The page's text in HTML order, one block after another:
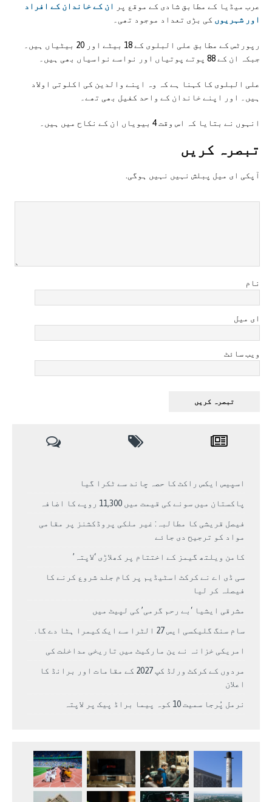
عرب میڈیا کے مطابق شادی کے موقع پر
ان کے خاندان کے افراد
اور شہریوں کی بڑی تعداد موجود تھی۔
رپورٹس کے مطابق علی البلوی کے 18 بیٹے اور 20 بیٹیاں ہیں۔
جبکہ ان کے 88 پوتے پوتیاں اور نواسے نواسیاں بھی ہیں۔
علی البلوی کا کہنا ہے کہ وہ اپنے والدین کی اکلوتی اولاد
ہیں۔ اور اپنے خاندان کے واحد کفیل بھی تھے۔
انہوں نے بتایا کہ اس وقت 4 بیویاں ان کے نکاح میں ہیں۔
تبصرہ کريں
آپکی ای ميل پبلش نہيں نہيں ہوگی.
نام
ای میل
ویب سائٹ
اسپیس ایکس راکٹ کا حصہ چاند سے ٹکرا گیا
پاکستان میں سونے کی قیمت میں 11,300 روپے کا اضافہ
فیصل قریشی کا مطالبہ: غیر ملکی پروڈکشنز پر مقامی
مواد کو ترجیح دی جائے
کامن ویلتھ گیمز کے اختتام پر کھلاڑی ‘لاپتہ’
سی ڈی اے نے کرکٹ اسٹیڈیم پر کام جلد شروع کرنے کا
فیصلہ کر لیا
مشرقی ایشیا ‘بے رحم گرمی’ کی لپیٹ میں
سام سنگ گلیکسی ایس 27 الٹرا سے ایک کیمرا ہٹا دے گا.
امریکی خزانہ نے ین مارکیٹ میں تاریخی مداخلت کی
مردوں کے کرکٹ ورلڈ کپ 2027 کے مقامات اور برانڈ کا
اعلان
نرمل پُرجا سمیت 10 کوہ پیما براڈ پیک پر لاپتہ